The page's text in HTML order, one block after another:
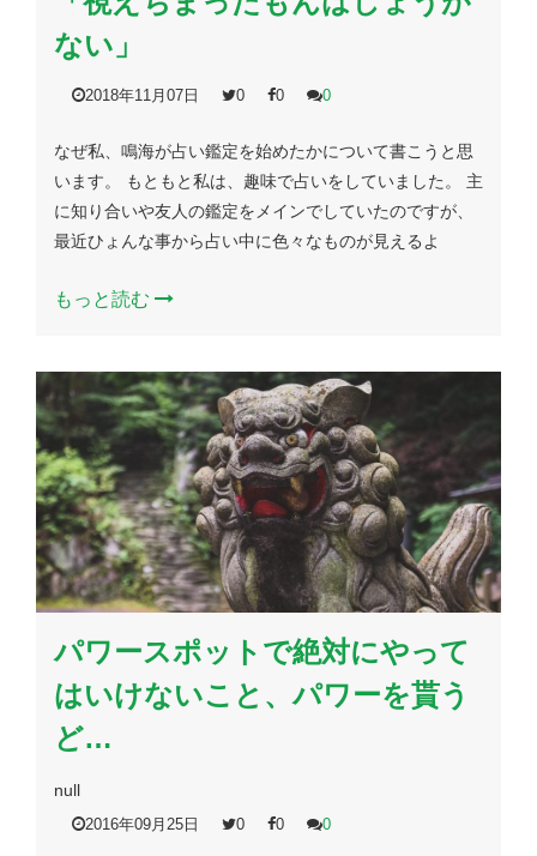
ない」
2018年11月07日 0 0 0
なぜ私、鳴海が占い鑑定を始めたかについて書こうと思
います。 もともと私は、趣味で占いをしていました。 主
に知り合いや友人の鑑定をメインでしていたのですが、
最近ひょんな事から占い中に色々なものが見えるよ
もっと読む
パワースポットで絶対にやって
はいけないこと、パワーを貰う
ど…
null
2016年09月25日 0 0 0